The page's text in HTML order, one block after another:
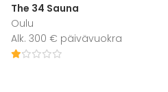
The 34 Sauna
Oulu
Alk. 300 € päivävuokra